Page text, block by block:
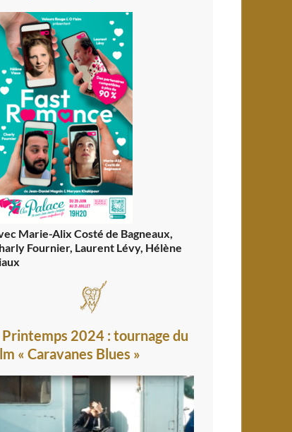
Marie-Alix Costé de Bagneaux,
Fournier, Laurent Lévy, Hélène
Printemps 2024 : tournage du
« Caravanes Blues »